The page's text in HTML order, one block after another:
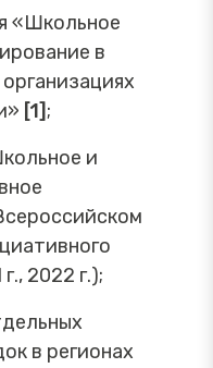
«Школьное
в
[1];
и
2022 г.);
в регионах